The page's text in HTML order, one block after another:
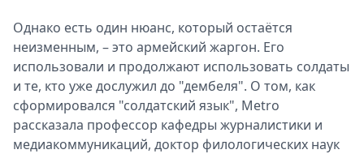
Однако есть один нюанс, который остаётся
неизменным, – это армейский жаргон. Его
использовали и продолжают использовать солдаты
и те, кто уже дослужил до "дембеля". О том, как
сформировался "солдатский язык", Metro
рассказала профессор кафедры журналистики и
медиакоммуникаций, доктор филологических наук